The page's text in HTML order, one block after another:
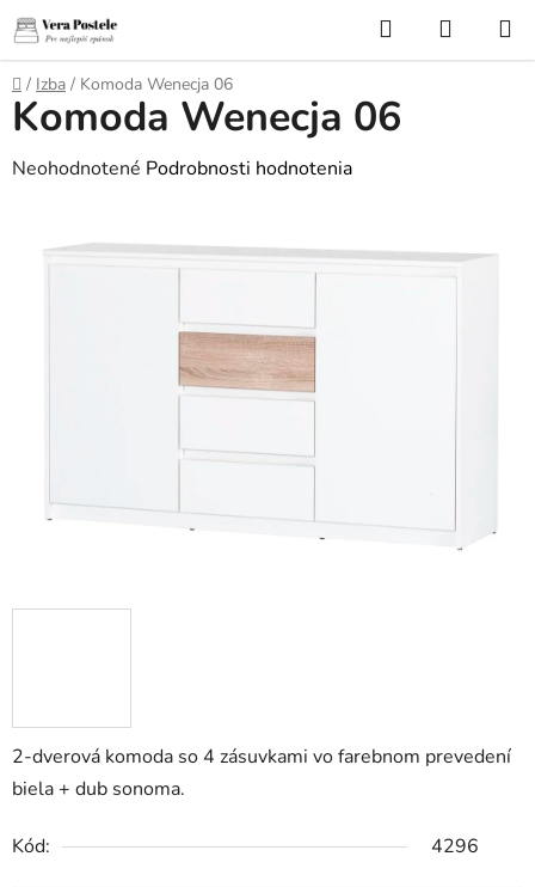
Prejsť
na
obsah
Hľadať
KOŠÍK
Domov
/ Izba / Komoda Wenecja 06
2-dverová komoda so 4 zásuvkami vo farebnom prevedení
biela + dub sonoma.
Kód: 4296
Komoda Wenecja 06
Priemerné
Neohodnotené Podrobnosti hodnotenia